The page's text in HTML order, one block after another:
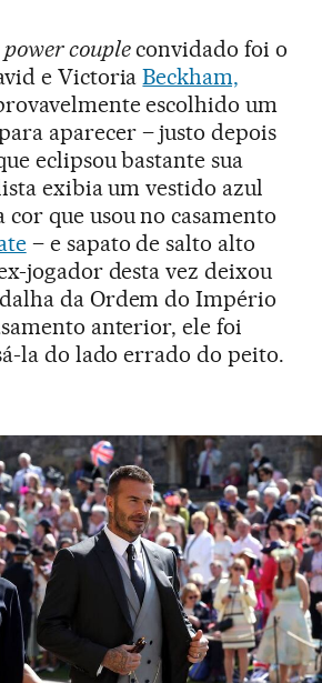
power coupleconvidado foi o
e VictoriaBeckham,
escolhido um
aparecer – justo depois
eclipsou bastante sua
exibia um vestido azul
cor que usou no casamento
– e sapato de salto alto
jogador desta vez deixou
da Ordem do Império
anterior, ele foi
la do lado errado do peito.